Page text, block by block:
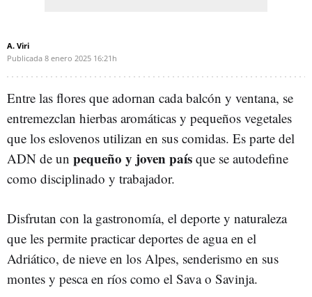
A. Viri
Publicada 8 enero 2025 16:21h
Entre las flores que adornan cada balcón y ventana, se
entremezclan hierbas aromáticas y pequeños vegetales
que los eslovenos utilizan en sus comidas. Es parte del
ADN de un pequeño y joven país que se autodefine
como disciplinado y trabajador.
Disfrutan con la gastronomía, el deporte y naturaleza
que les permite practicar deportes de agua en el
Adriático, de nieve en los Alpes, senderismo en sus
montes y pesca en ríos como el Sava o Savinja.